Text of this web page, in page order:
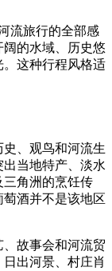
流旅行的全部感
的水域、历史悠
这种行程风格适
、观鸟和河流生
当地特产、淡水
角洲的烹饪传
酒并不是该地区
故事会和河流贸
出河景、村庄肖